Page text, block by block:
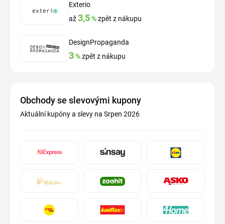
Exterio
až3,5%zpět z nákupu
DesignPropaganda
3%zpět z nákupu
Obchody se slevovými kupony
Aktuální kupóny a slevy na Srpen 2026